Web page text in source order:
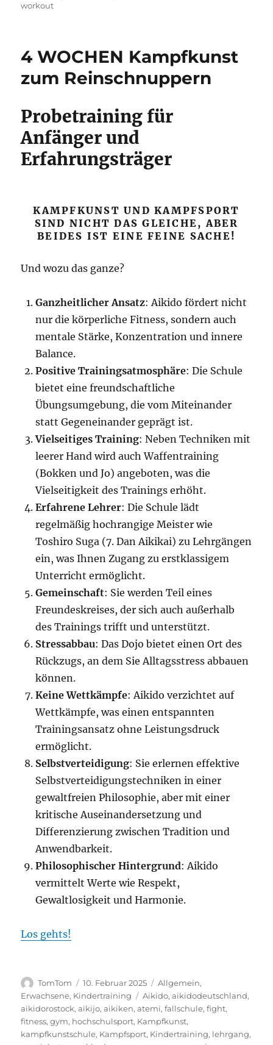
workout
4 WOCHEN Kampfkunst
zum Reinschnuppern
Probetraining für
Anfänger und
Erfahrungsträger
KAMPFKUNST UND KAMPFSPORT
SIND NICHT DAS GLEICHE, ABER
BEIDES IST EINE FEINE SACHE!
Und wozu das ganze?
Ganzheitlicher Ansatz: Aikido fördert nicht
nur die körperliche Fitness, sondern auch
mentale Stärke, Konzentration und innere
Balance.
Positive Trainingsatmosphäre: Die Schule
bietet eine freundschaftliche
Übungsumgebung, die vom Miteinander
statt Gegeneinander geprägt ist.
Vielseitiges Training: Neben Techniken mit
leerer Hand wird auch Waffentraining
(Bokken und Jo) angeboten, was die
Vielseitigkeit des Trainings erhöht.
Erfahrene Lehrer: Die Schule lädt
regelmäßig hochrangige Meister wie
Toshiro Suga (7. Dan Aikikai) zu Lehrgängen
ein, was Ihnen Zugang zu erstklassigem
Unterricht ermöglicht.
Gemeinschaft: Sie werden Teil eines
Freundeskreises, der sich auch außerhalb
des Trainings trifft und unterstützt.
Stressabbau: Das Dojo bietet einen Ort des
Rückzugs, an dem Sie Alltagsstress abbauen
können.
Keine Wettkämpfe: Aikido verzichtet auf
Wettkämpfe, was einen entspannten
Trainingsansatz ohne Leistungsdruck
ermöglicht.
Selbstverteidigung: Sie erlernen effektive
Selbstverteidigungstechniken in einer
gewaltfreien Philosophie, aber mit einer
kritische Auseinandersetzung und
Differenzierung zwischen Tradition und
Anwendbarkeit.
Philosophischer Hintergrund: Aikido
vermittelt Werte wie Respekt,
Gewaltlosigkeit und Harmonie.
Los gehts!
Autor
TomTom
Veröffentlicht
am
10. Februar 2025 Kategorien
Allgemein,
Erwachsene, Kindertraining Schlagwörter
Aikido,aikidodeutschland,
aikidorostock,aikijo,aikiken,atemi,fallschule,fight,
fitness,gym, hochschulsport, Kampfkunst,
kampfkunstschule, Kampfsport, Kindertraining, lehrgang,